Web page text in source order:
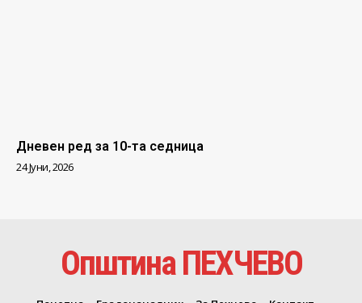
Дневен ред за 10-та седница
24 Јуни, 2026
Општина ПЕХЧЕВО